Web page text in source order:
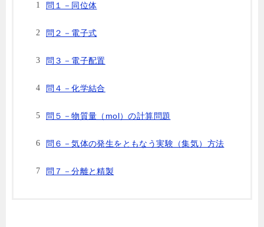
問１－同位体
問２－電子式
問３－電子配置
問４－化学結合
問５－物質量（mol）の計算問題
問６－気体の発生をともなう実験（集気）方法
問７－分離と精製